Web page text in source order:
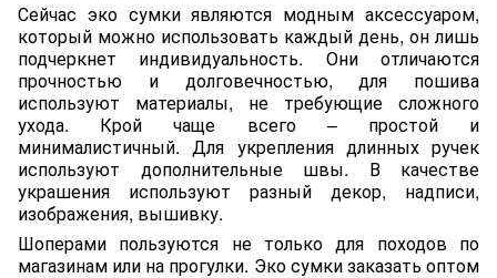
Сейчас эко сумки являются модным аксессуаром,
который можно использовать каждый день, он лишь
подчеркнет индивидуальность. Они отличаются
прочностью и долговечностью, для пошива
используют материалы, не требующие сложного
ухода. Крой чаще всего – простой и
минималистичный. Для укрепления длинных ручек
используют дополнительные швы. В качестве
украшения используют разный декор, надписи,
изображения, вышивку.
Шоперами пользуются не только для походов по
магазинам или на прогулки. Эко сумки заказать оптом